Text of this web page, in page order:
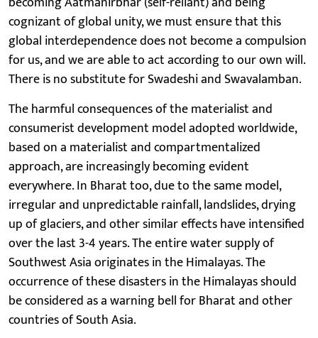
cognizant of global unity, we must ensure that this
global interdependence does not become a compulsion
for us, and we are able to act according to our own will.
There is no substitute for Swadeshi and Swavalamban.
The harmful consequences of the materialist and
consumerist development model adopted worldwide,
based on a materialist and compartmentalized
approach, are increasingly becoming evident
everywhere. In Bharat too, due to the same model,
irregular and unpredictable rainfall, landslides, drying
up of glaciers, and other similar effects have intensified
over the last 3-4 years. The entire water supply of
Southwest Asia originates in the Himalayas. The
occurrence of these disasters in the Himalayas should
be considered as a warning bell for Bharat and other
countries of South Asia.